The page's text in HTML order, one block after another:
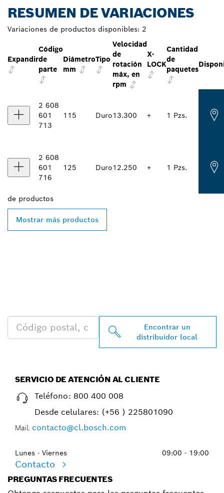
RESUMEN DE VARIACIONES
Variaciones de productos disponibles: 2
Expandir
Código
de
parte
Diámetro
mm
Tipo
Velocidad
de
rotación
máx, en
rpm
X-
LOCK
Cantidad
de
paquetes
2 608
601
713
115 Duro13.300 + 1 Pzs.
2 608
601
716
125 Duro12.250 + 1 Pzs.
de productos
Mostrar más productos
Encontrar un
distribuidor local
SERVICIO DE ATENCIÓN AL CLIENTE
Teléfono: 800 400 008
Desde celulares: (+56 ) 225801090
Mail: contacto@cl.bosch.com
Lunes - Viernes 09:00 - 19:00
Contacto
PREGUNTAS FRECUENTES